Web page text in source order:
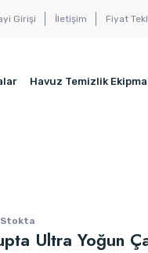
Girişi İletişim Fiyat
Havuz Temizlik
Stokta
Ultra Yoğun